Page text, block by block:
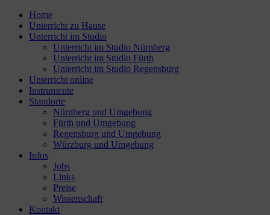
Home
Unterricht zu Hause
Unterricht im Studio
Unterricht im Studio Nürnberg
Unterricht im Studio Fürth
Unterricht im Studio Regensburg
Unterricht online
Instrumente
Standorte
Nürnberg und Umgebung
Fürth und Umgebung
Regensburg und Umgebung
Würzburg und Umgebung
Infos
Jobs
Links
Preise
Wissenschaft
Kontakt